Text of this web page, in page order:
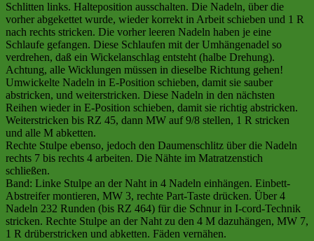
Schlitten links. Halteposition ausschalten. Die Nadeln, über die
vorher abgekettet wurde, wieder korrekt in Arbeit schieben und 1 R
nach rechts stricken. Die vorher leeren Nadeln haben je eine
Schlaufe gefangen. Diese Schlaufen mit der Umhängenadel so
verdrehen, daß ein Wickelanschlag entsteht (halbe Drehung).
Achtung, alle Wicklungen müssen in dieselbe Richtung gehen!
Umwickelte Nadeln in E-Position schieben, damit sie sauber
abstricken, und weiterstricken. Diese Nadeln in den nächsten
Reihen wieder in E-Position schieben, damit sie richtig abstricken.
Weiterstricken bis RZ 45, dann MW auf 9/8 stellen, 1 R stricken
und alle M abketten.
Rechte Stulpe ebenso, jedoch den Daumenschlitz über die Nadeln
rechts 7 bis rechts 4 arbeiten. Die Nähte im Matratzenstich
schließen.
Band: Linke Stulpe an der Naht in 4 Nadeln einhängen. Einbett-
Abstreifer montieren, MW 3, rechte Part-Taste drücken. Über 4
Nadeln 232 Runden (bis RZ 464) für die Schnur in I-cord-Technik
stricken. Rechte Stulpe an der Naht zu den 4 M dazuhängen, MW 7,
1 R drüberstricken und abketten. Fäden vernähen.